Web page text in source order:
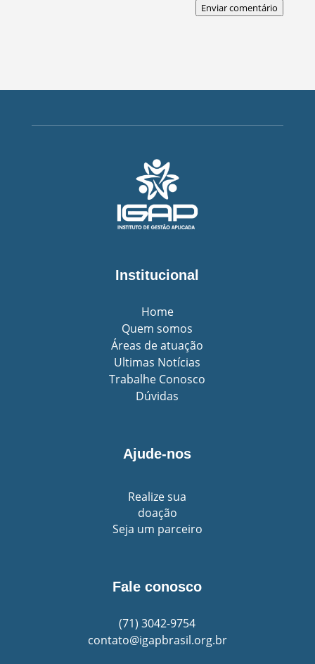
Enviar comentário
Institucional
Home
Quem somos
Áreas de atuação
Ultimas Notícias
Trabalhe Conosco
Dúvidas
Ajude-nos
Realize sua
doação
Seja um parceiro
Fale conosco
(71)3042-9754
contato@igapbrasil.org.br